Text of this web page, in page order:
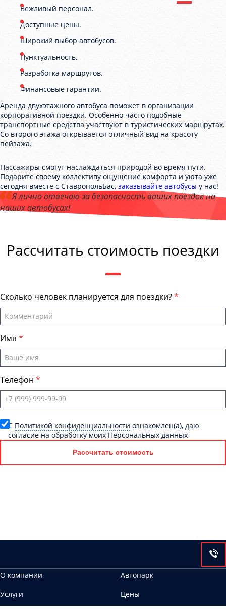
Вежливый персонал.
Доступные цены.
Широкий выбор автобусов.
Пунктуальность.
Разработка маршрутов.
Финансовые гарантии.
Аренда двухэтажного автобуса поможет в организации
корпоративной поездки. Особенно часто подобные
транспортные средства участвуют в туристических маршрутах.
Со второго этажа открывается отличный вид на красоту
пейзажа.
Пассажиры смогут наслаждаться природой во время пути.
Подарите своему коллективу ощущение комфорта и уюта уже
сегодня вместе с СтавропольБас, заказывайте автобусы у нас!
Я лично отвечаю за безопасность ваших поездок на
наших автобусах!
Рассчитать стоимость поездки
Сколько человек планируется для поездки?
Имя
Телефон
C Политикой конфиденциальности ознакомлен(а), даю
согласие на обработку моих Персональных данных
Рассчитать стоимость
О компании
Автопарк
Услуги
Цены